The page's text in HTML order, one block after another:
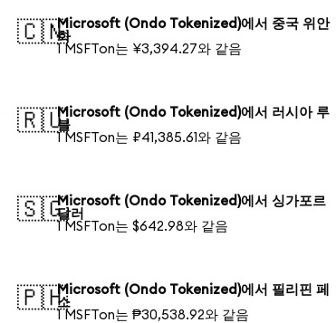
🇨🇳Microsoft (Ondo Tokenized)에서 중국 위안
화
1 MSFTon는 ¥3,394.27와 같음
🇷🇺Microsoft (Ondo Tokenized)에서 러시아 루
블
1 MSFTon는 ₽41,385.61와 같음
🇸🇬Microsoft (Ondo Tokenized)에서 싱가포르
달러
1 MSFTon는 $642.98와 같음
🇵🇭Microsoft (Ondo Tokenized)에서 필리핀 페
소
1 MSFTon는 ₱30,538.92와 같음